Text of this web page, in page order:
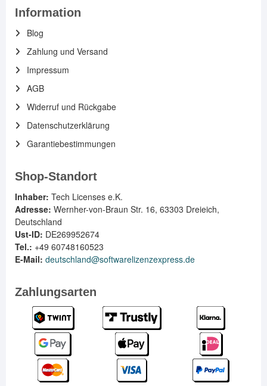
Information
Blog
Zahlung und Versand
Impressum
AGB
Widerruf und Rückgabe
Datenschutzerklärung
Garantiebestimmungen
Shop-Standort
Inhaber: Tech Licenses e.K.
Adresse: Wernher-von-Braun Str. 16, 63303 Dreieich,
Deutschland
Ust-ID: DE269952674
Tel.: +49 60748160523
E-Mail: deutschland@softwarelizenzexpress.de
Zahlungsarten